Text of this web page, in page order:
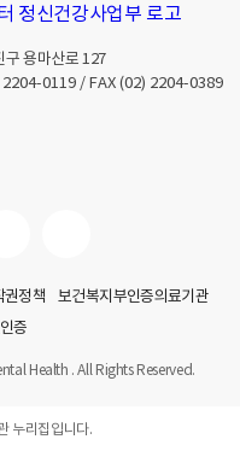
구 용마산로 127
2204-0119/ FAX (02) 2204-0389
권정책
보건복지부인증의료기관
증
Health . All Rights Reserved.
누리집입니다.